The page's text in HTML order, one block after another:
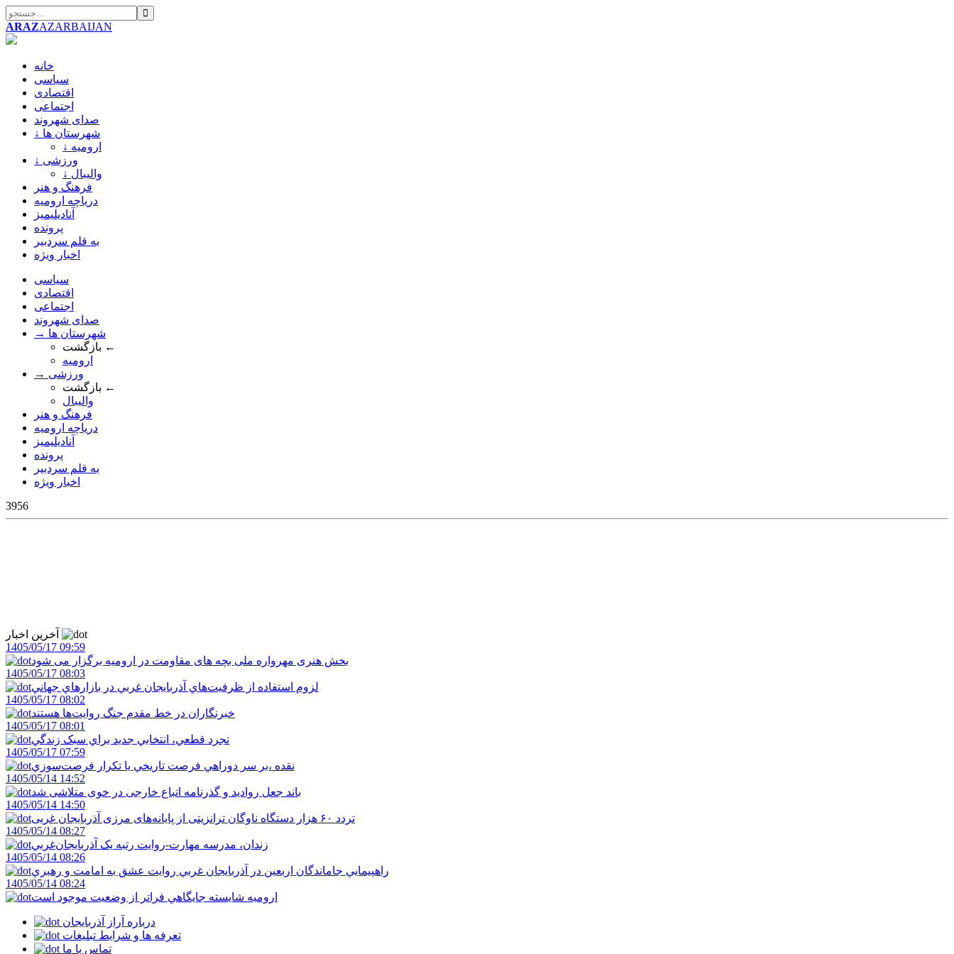
ARAZAZARBAIJAN
خانه
سیاسی
اقتصادی
اجتماعی
صدای شهروند
↓ شهرستان ها
↓ ارومیه
↓ ورزشی
↓ والیبال
فرهنگ و هنر
دریاچه ارومیه
آنادیلیمیز
پرونده
به قلم سردبیر
اخبار ویژه
سیاسی
اقتصادی
اجتماعی
صدای شهروند
→ شهرستان ها
بازگشت ←
ارومیه
→ ورزشی
بازگشت ←
والیبال
فرهنگ و هنر
دریاچه ارومیه
آنادیلیمیز
پرونده
به قلم سردبیر
اخبار ویژه
3956
1405/05/17 09:59
بخش هنری مهرواره ملی بچه های مقاومت در ارومیه برگزار می شود
1405/05/17 08:03
لزوم استفاده از ظرفيت‌هاي آذربايجان غربي در بازارهاي جهاني
1405/05/17 08:02
خبرنگاران در خط مقدم جنگ روايت‌ها هستند
1405/05/17 08:01
تجرد قطعي، انتخابي جديد براي سبک زندگي
1405/05/17 07:59
نقده ،بر سر دوراهي فرصت تاريخي يا تکرار فرصت‌سوزي
1405/05/14 14:52
باند جعل روادید و گذرنامه اتباع خارجی در خوی متلاشی شد
1405/05/14 14:50
تردد ۶۰ هزار دستگاه ناوگان ترانزیتی از پایانه‌های مرزی آذربایجان ‌غربی
1405/05/14 08:27
زندان، مدرسه مهارت-روايت رتبه يک آذربايجان‌غربي
1405/05/14 08:26
راهپيمايي جاماندگان اربعين در آذربايجان غربي روايت عشق به امامت و رهبري
1405/05/14 08:24
اروميه شايسته جايگاهي فراتر از وضعيت موجود است
درباره آراز آذربایجان
تعرفه ها و شرایط تبلیغات
تماس با ما